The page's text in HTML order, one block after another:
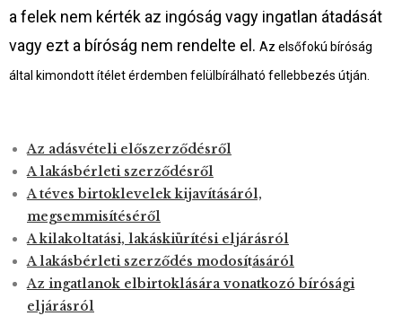
a felek nem kérték az ingóság vagy ingatlan átadását
vagy ezt a bíróság nem rendelte el. Az elsőfokú bíróság
által kimondott ítélet érdemben felülbírálható fellebbezés útján.
Az adásvételi előszerződésről
A lakásbérleti szerződésről
A téves birtoklevelek kijavításáról,
megsemmisítéséről
A kilakoltatási, lakáskiürítési eljárásról
A lakásbérleti szerződés modosításáról
Az ingatlanok elbirtoklására vonatkozó bírósági
eljárásról